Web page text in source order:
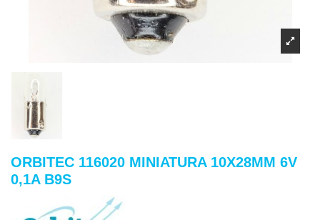
ORBITEC 116020 MINIATURA 10X28MM 6V
0,1A B9S